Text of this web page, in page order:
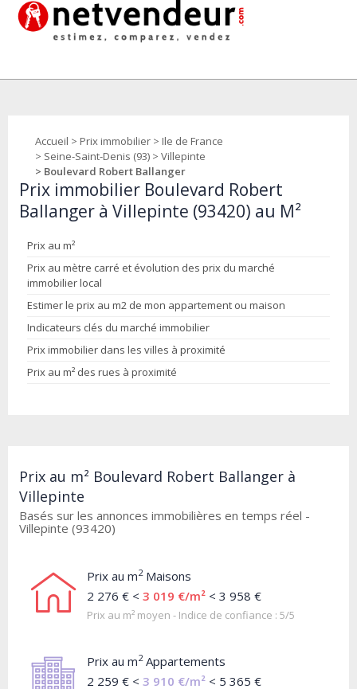
Accueil > Prix immobilier > Ile de France
> Seine-Saint-Denis (93) > Villepinte
> Boulevard Robert Ballanger
Prix immobilier Boulevard Robert
Ballanger à Villepinte (93420) au M²
Prix au m²
Prix au mètre carré et évolution des prix du marché
immobilier local
Estimer le prix au m2 de mon appartement ou maison
Indicateurs clés du marché immobilier
Prix immobilier dans les villes à proximité
Prix au m² des rues à proximité
Prix au m² Boulevard Robert Ballanger à
Villepinte
Basés sur les annonces immobilières en temps réel -
Villepinte (93420)
Prix au m2Maisons
2 276 € < 3 019 €/m² < 3 958 €
Prix au m² moyen - Indice de confiance : 5/5
Prix au m2Appartements
2 259 € < 3 910 €/m² < 5 365 €